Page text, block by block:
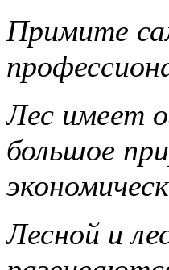
Примите
Лес имеет
большое
Лесной и